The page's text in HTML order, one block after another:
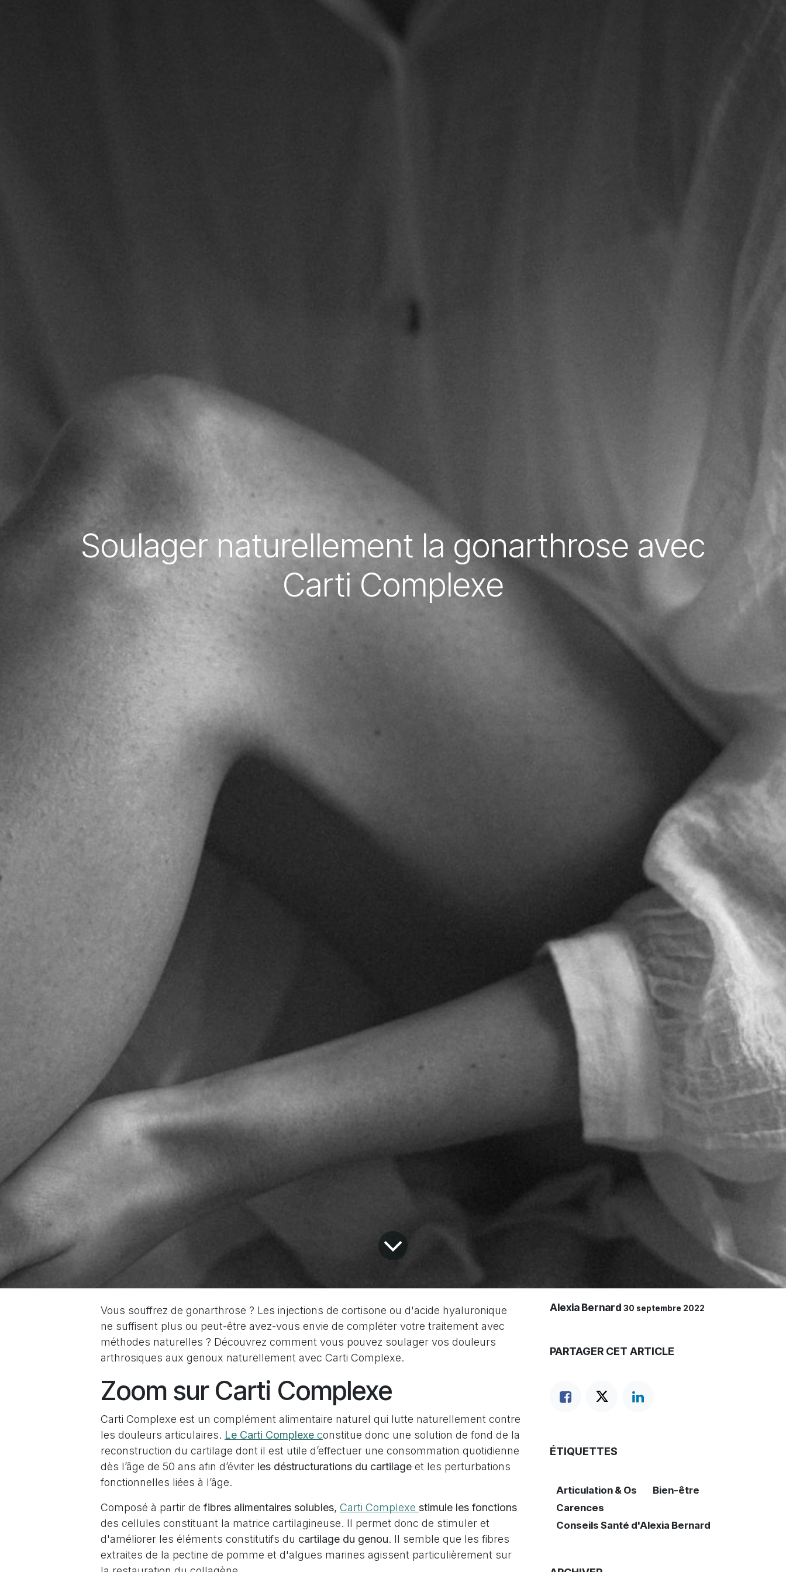
Soulager naturellement la gonarthrose avec
Carti Complexe
Vous souffrez de gonarthrose ? Les injections de cortisone ou d'acide hyaluronique
ne suffisent plus ou peut-être avez-vous envie de compléter votre traitement avec
méthodes naturelles ? Découvrez comment vous pouvez soulager vos douleurs
arthrosiques aux genoux naturellement avec Carti Complexe.
Zoom sur Carti Complexe
Carti Complexe est un complément alimentaire naturel qui lutte naturellement contre
les douleurs articulaires. Le Carti Complexe constitue donc une solution de fond de la
reconstruction du cartilage dont il est utile d’effectuer une consommation quotidienne
dès l’âge de 50 ans afin d’éviter les déstructurations du cartilage et les perturbations
fonctionnelles liées à l’âge.
Composé à partir de fibres alimentaires solubles, Carti Complexe stimule les fonctions
des cellules constituant la matrice cartilagineuse. Il permet donc de stimuler et
d'améliorer les éléments constitutifs du cartilage du genou. Il semble que les fibres
extraites de la pectine de pomme et d'algues marines agissent particulièrement sur
Alexia Bernard 30 septembre 2022
PARTAGER CET ARTICLE
ÉTIQUETTES
Articulation & Os
Bien-être
Carences
Conseils Santé d'Alexia Bernard